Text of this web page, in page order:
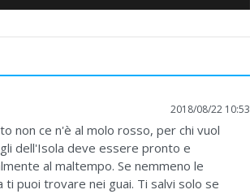
2018/08/22 10:53
non ce n'è al molo rosso, per chi vuol
dell'Isola deve essere pronto e
al maltempo. Se nemmeno le
puoi trovare nei guai. Ti salvi solo se